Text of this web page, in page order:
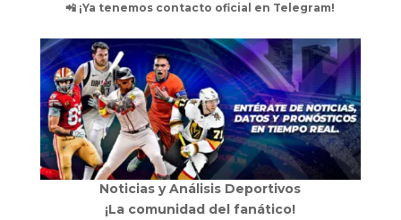
📲 ¡Ya tenemos contacto oficial en Telegram!
Noticias y Análisis Deportivos
¡La comunidad del fanático!